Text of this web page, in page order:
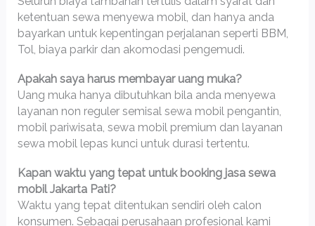
ketentuan sewa menyewa mobil, dan hanya anda
bayarkan untuk kepentingan perjalanan seperti BBM,
Tol, biaya parkir dan akomodasi pengemudi.
Apakah saya harus membayar uang muka?
Uang muka hanya dibutuhkan bila anda menyewa
layanan non reguler semisal sewa mobil pengantin,
mobil pariwisata, sewa mobil premium dan layanan
sewa mobil lepas kunci untuk durasi tertentu.
Kapan waktu yang tepat untuk booking jasa sewa
mobil Jakarta Pati?
Waktu yang tepat ditentukan sendiri oleh calon
konsumen. Sebagai perusahaan profesional kami